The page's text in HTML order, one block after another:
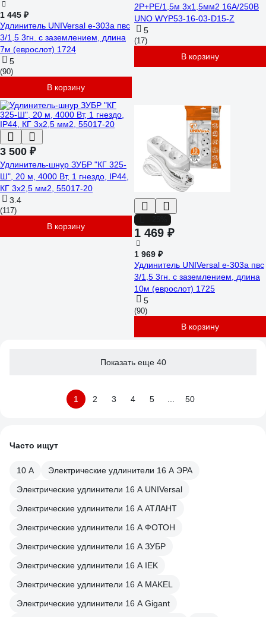
1 445 ₽
Удлинитель UNIVersal е-303а пвс
3/1,5 3гн. с заземлением, длина
7м (еврослот) 1724
5
(90)
В корзину
2P+PE/1,5м 3х1,5мм2 16А/250В
UNO WYP53-16-03-D15-Z
5
(17)
В корзину
3 500 ₽
Удлинитель-шнур ЗУБР "КГ 325-
Ш", 20 м, 4000 Вт, 1 гнездо, IP44,
КГ 3х2,5 мм2, 55017-20
3.4
(117)
В корзину 1 469 ₽
1 969 ₽
Удлинитель UNIVersal е-303а пвс
3/1,5 3гн. с заземлением, длина
10м (еврослот) 1725
5
(90)
В корзину
Показать еще 40
1 2 3 4 5 50
Часто ищут
10 А
Электрические удлинители 16 А ЭРА
Электрические удлинители 16 А UNIVersal
Электрические удлинители 16 А АТЛАНТ
Электрические удлинители 16 А ФОТОН
Электрические удлинители 16 А ЗУБР
Электрические удлинители 16 А IEK
Электрические удлинители 16 А MAKEL
Электрические удлинители 16 А Gigant